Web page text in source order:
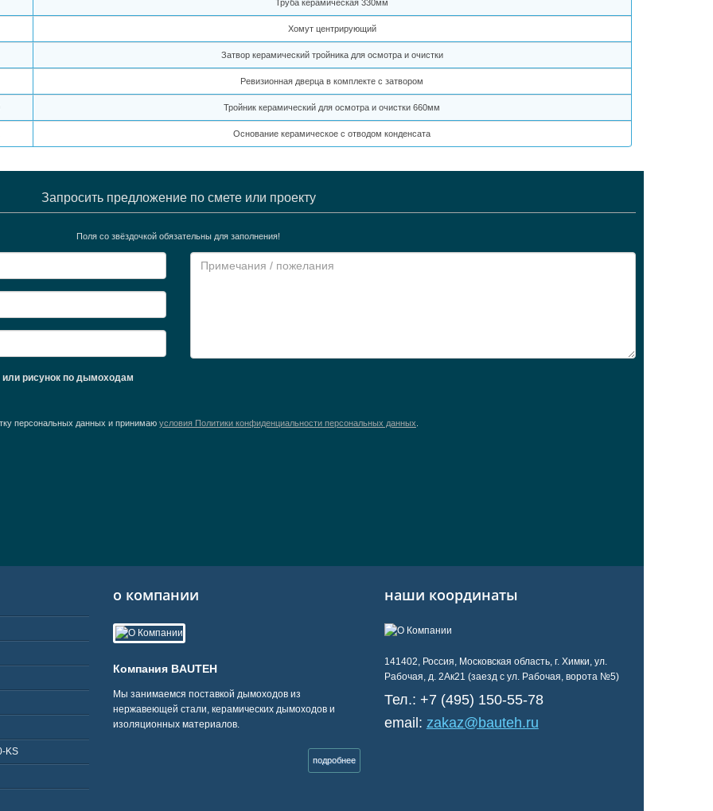
Труба керамическая 330мм
Хомут центрирующий
Затвор керамический тройника для осмотра и очистки
Ревизионная дверца в комплекте с затвором
Тройник керамический для осмотра и очистки 660мм
Основание керамическое с отводом конденсата
Запросить предложение по смете или проекту
Поля со звёздочкой обязательны для заполнения!
или рисунок по дымоходам
персональных данных и принимаю условия Политики конфиденциальности персональных данных
KS
о компании
Компания BAUTEH
Мы занимаемся поставкой дымоходов из
нержавеющей стали, керамических дымоходов и
изоляционных материалов.
подробнее
наши координаты
141402, Россия, Московская область, г. Химки, ул.
Рабочая, д. 2Ак21 (заезд с ул. Рабочая, ворота №5)
Тел.: +7 (495) 150-55-78
email: zakaz@bauteh.ru